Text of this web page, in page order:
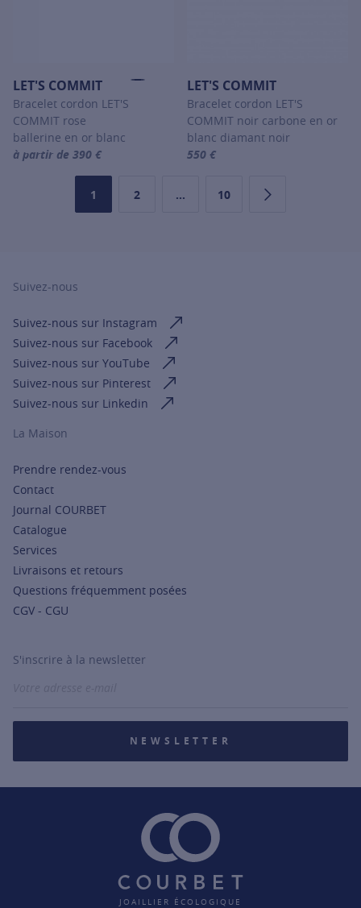
LET'S COMMIT
Bracelet cordon LET'S
COMMIT rose
ballerine en or blanc
à partir de 390 €
LET'S COMMIT
Bracelet cordon LET'S
COMMIT noir carbone en or
blanc diamant noir
550 €
Page
1 Page
2 ... Page
10 Page suivante
JOAILLIER ÉCOLOGIQUE
Suivez-nous
Suivez-nous sur Instagram
Suivez-nous sur Facebook
Suivez-nous sur YouTube
Suivez-nous sur Pinterest
Suivez-nous sur Linkedin
La Maison
Prendre rendez-vous
Contact
Journal COURBET
Catalogue
Services
Livraisons et retours
Questions fréquemment posées
CGV - CGU
S'inscrire à la newsletter
NEWSLETTER